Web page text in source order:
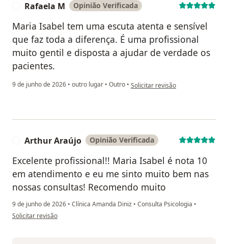
Rafaela M Opinião Verificada
Maria Isabel tem uma escuta atenta e sensível
que faz toda a diferença. É uma profissional
muito gentil e disposta a ajudar de verdade os
pacientes.
9 de junho de 2026 • outro lugar • Outro • na opinião do utilizador Rafaela M
Solicitar revisão
Arthur Araújo Opinião Verificada
Excelente profissional!! Maria Isabel é nota 10
em atendimento e eu me sinto muito bem nas
nossas consultas! Recomendo muito
9 de junho de 2026 • Clínica Amanda Diniz • Consulta Psicologia •
na opinião do utilizador Arthur Araújo
Solicitar revisão